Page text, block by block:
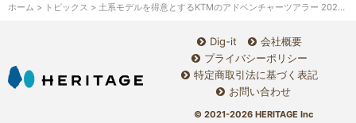
ホーム > トピックス > 土系モデルを得意とするKTMのアドベンチャーツアラー 2023年モデルが登場！
Dig-it
会社概要
プライバシーポリシー
特定商取引法に基づく表記
お問い合わせ
© 2021-2026 HERITAGE Inc